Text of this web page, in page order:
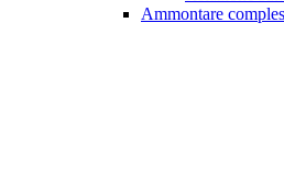
Ammontare